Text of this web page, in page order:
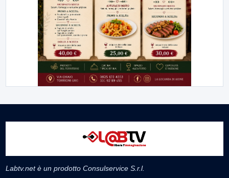
Labtv.net è un prodotto Consulservice S.r.l.